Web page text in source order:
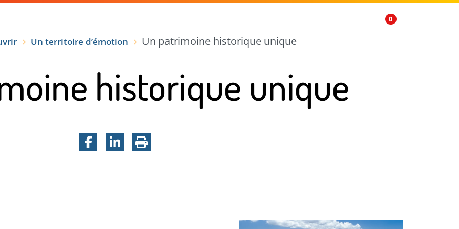
0
Un territoire d’émotion Un patrimoine historique unique
historique unique
Facebook
LinkedInImprimer la page